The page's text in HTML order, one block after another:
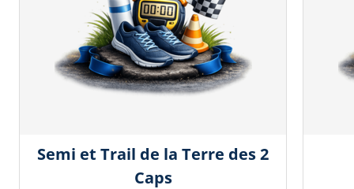
Semi et Trail de la Terre des 2
Caps